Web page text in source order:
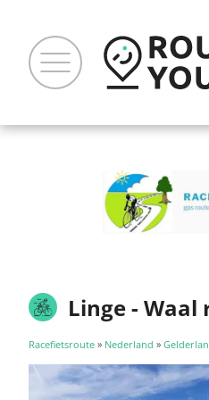
Linge - Waal
Racefietsroute » Nederland »